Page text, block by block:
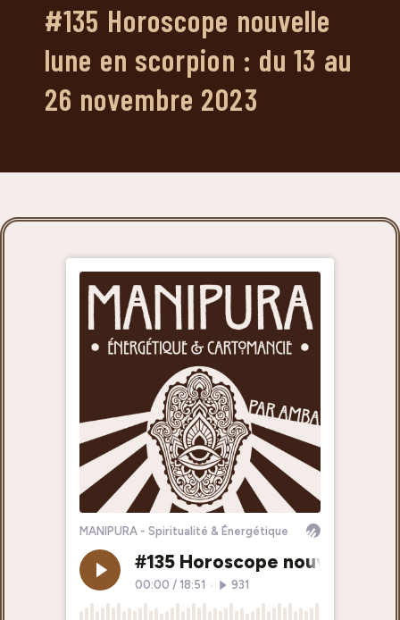
#135 Horoscope nouvelle
lune en scorpion : du 13 au
26 novembre 2023